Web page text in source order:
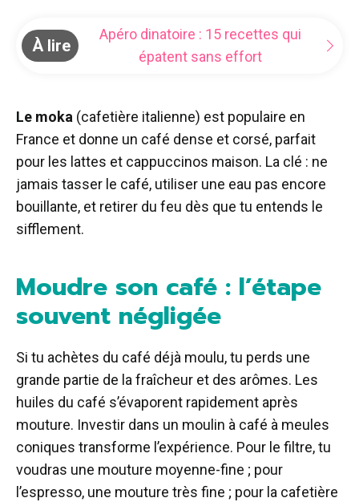
À lire
Apéro dinatoire : 15 recettes qui
épatent sans effort
Le moka (cafetière italienne) est populaire en
France et donne un café dense et corsé, parfait
pour les lattes et cappuccinos maison. La clé : ne
jamais tasser le café, utiliser une eau pas encore
bouillante, et retirer du feu dès que tu entends le
sifflement.
Moudre son café : l’étape
souvent négligée
Si tu achètes du café déjà moulu, tu perds une
grande partie de la fraîcheur et des arômes. Les
huiles du café s’évaporent rapidement après
mouture. Investir dans un moulin à café à meules
coniques transforme l’expérience. Pour le filtre, tu
voudras une mouture moyenne-fine ; pour
l’espresso, une mouture très fine ; pour la cafetière